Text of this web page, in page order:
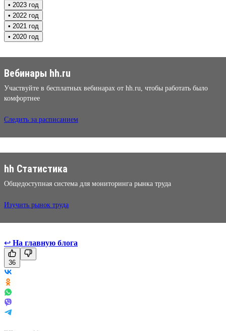
• 2023 год
• 2022 год
• 2021 год
• 2020 год
Вебинары hh.ru
Участвуйте в бесплатных вебинарах от hh.ru, чтобы работать было
комфортнее
Следить за расписанием
hh Статистика
Общедоступная система для мониторинга рынка труда
Изучить рынок труда
↩ На главную блога
36